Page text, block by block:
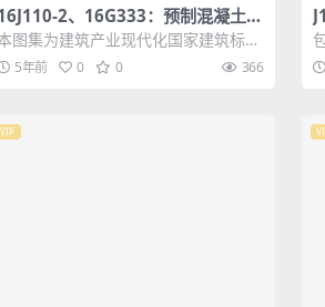
2、16G333：预制混凝土外
挂板
图集为建筑产业现代化国家建筑标准
计专项编制项目，适用于抗震设防烈
≤9度地区...
5年前 0 0 366
2
VIP